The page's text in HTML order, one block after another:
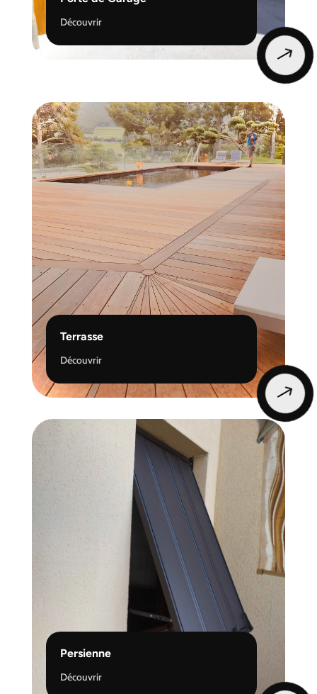
$
Découvrir
$
Terrasse
Découvrir
Persienne
Découvrir